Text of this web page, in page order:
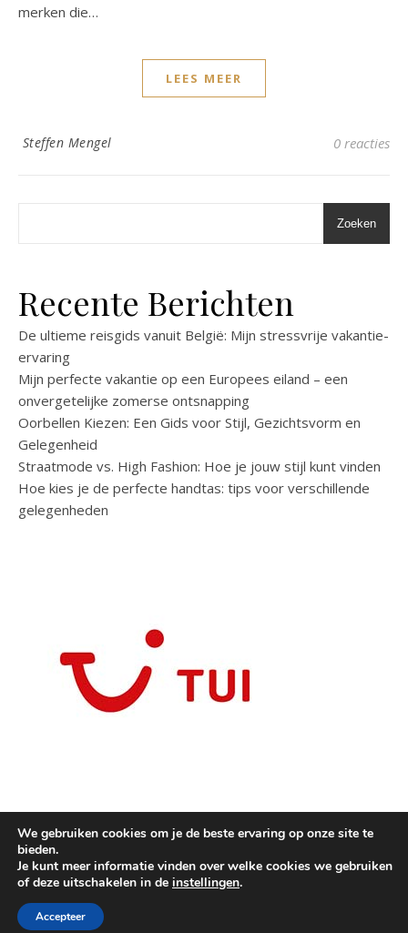
merken die…
LEES MEER
Steffen Mengel 0 reacties
Zoeken
Recente Berichten
De ultieme reisgids vanuit België: Mijn stressvrije vakantie-
ervaring
Mijn perfecte vakantie op een Europees eiland – een
onvergetelijke zomerse ontsnapping
Oorbellen Kiezen: Een Gids voor Stijl, Gezichtsvorm en
Gelegenheid
Straatmode vs. High Fashion: Hoe je jouw stijl kunt vinden
Hoe kies je de perfecte handtas: tips voor verschillende
gelegenheden
Copyright © 2025Modetendances
We gebruiken cookies om je de beste ervaring op onze site te
bieden.
Je kunt meer informatie vinden over welke cookies we gebruiken
of deze uitschakelen in de instellingen.
Accepteer